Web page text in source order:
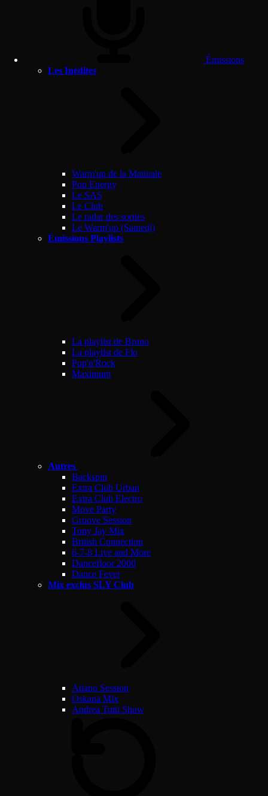
Émissions
Les Inédites
Warm'up de la Matinale
Pop Energy
Le SAS
Le Club
Le radar des sorties
Le Warm'up (Samedi)
Émissions Playlists
La playlist de Bruno
La playlist de Flo
Pop'n'Rock
Maximum
Autres
Backspin
Extra Club Urban
Extra Club Electro
Move Party
Groove Session
Tony Jay Mix
British Connection
6-7-8 Live and More
Dancefloor 2000
Dance Fever
Mix exclus SLY Club
Atiano Session
Oskana Mix
Andrea Tutti Show